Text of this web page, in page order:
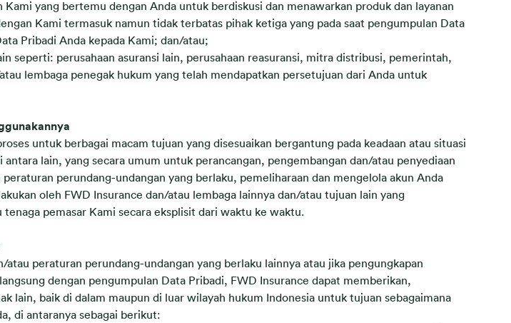
yang bertemu dengan Anda untuk berdiskusi dan menawarkan produk dan layanan
Kami termasuk namun tidak terbatas pihak ketiga yang pada saat pengumpulan Data
Pribadi Anda kepada Kami; dan/atau;
seperti: perusahaan asuransi lain, perusahaan reasuransi, mitra distribusi, pemerintah,
lembaga penegak hukum yang telah mendapatkan persetujuan dari Anda untuk
untuk berbagai macam tujuan yang disesuaikan bergantung pada keadaan atau situasi
lain, yang secara umum untuk perancangan, pengembangan dan/atau penyediaan
perundang-undangan yang berlaku, pemeliharaan dan mengelola akun Anda
oleh FWD Insurance dan/atau lembaga lainnya dan/atau tujuan lain yang
pemasar Kami secara eksplisit dari waktu ke waktu.
peraturan perundang-undangan yang berlaku lainnya atau jika pengungkapan
dengan pengumpulan Data Pribadi, FWD Insurance dapat memberikan,
lain, baik di dalam maupun di luar wilayah hukum Indonesia untuk tujuan sebagaimana
di antaranya sebagai berikut: